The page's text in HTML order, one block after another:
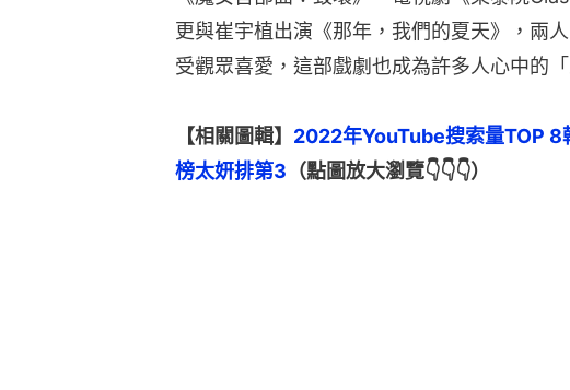
更與崔宇植出演《那年，我們的夏天》，兩
受觀眾喜愛，這部戲劇也成為許多人心中的
【相關圖輯】 2022年YouTube搜索量TOP 8
榜太妍排第3 （點圖放大瀏覽👇👇👇）